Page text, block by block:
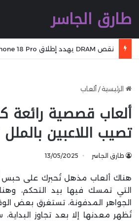
طارق الجاسر
الرئيسية/ ألعاب
ألعاب قصصية رائعة
تصيب اللاعبين
طارق الجاسر 13/05/2025
هناك ألعاب مذهل تُحبرك على حبس
التي تمسك فيها بيد التحكم،
الجواهر المدفونة، تستغرق بعض
تُظهر معدنها إلا بعد تجاوز